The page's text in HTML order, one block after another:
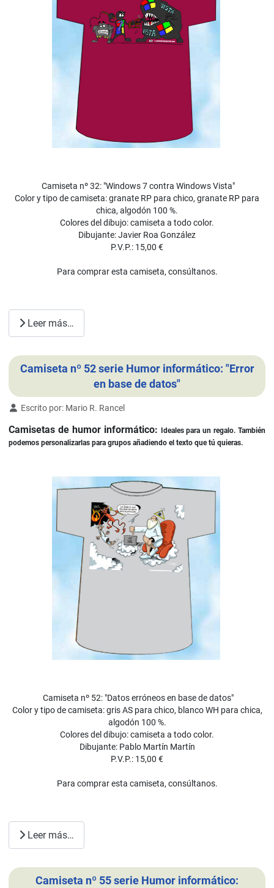
Camiseta nº 32: "Windows 7 contra Windows Vista"
Color y tipo de camiseta: granate RP para chico, granate RP para
chica, algodón 100 %.
Colores del dibujo: camiseta a todo color.
Dibujante: Javier Roa González
P.V.P.: 15,00 €
Para comprar esta camiseta, consúltanos.
Leer más…
Camiseta nº 52 serie Humor informático: "Error
en base de datos"
Detalles
Escrito por: Mario R. Rancel
Camisetas de humor informático:
Ideales para un regalo. También
podemos personalizarlas para grupos añadiendo el texto que tú quieras.
Camiseta nº 52: "Datos erróneos en base de datos"
Color y tipo de camiseta: gris AS para chico, blanco WH para chica,
algodón 100 %.
Colores del dibujo: camiseta a todo color.
Dibujante: Pablo Martín Martín
P.V.P.: 15,00 €
Para comprar esta camiseta, consúltanos.
Leer más…
Camiseta nº 55 serie Humor informático: